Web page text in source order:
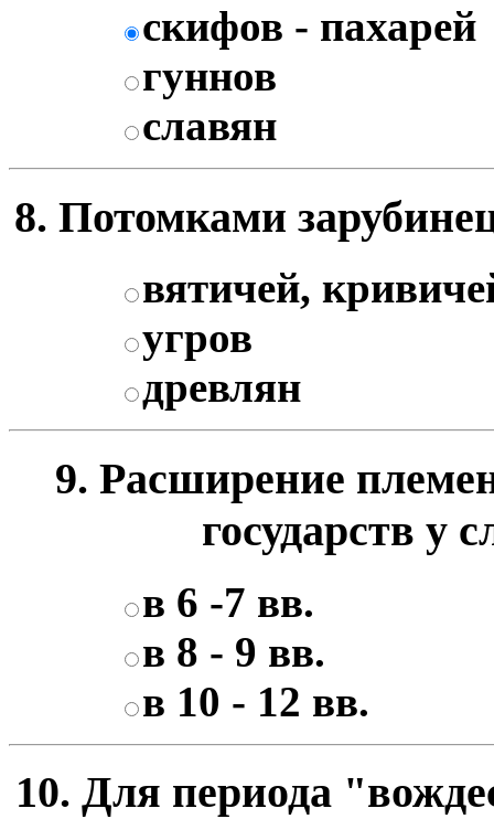
скифов - пахарей
гуннов
славян
8. Потомками
вятичей,
угров
древлян
9. Расширение
государств у
в 6 -7 вв.
в 8 - 9 вв.
в 10 - 12 вв.
10. Для периода